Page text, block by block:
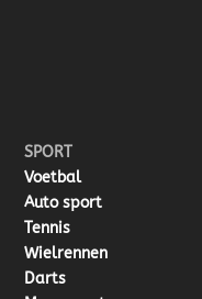
SPORT
Voetbal
Auto sport
Tennis
Wielrennen
Darts